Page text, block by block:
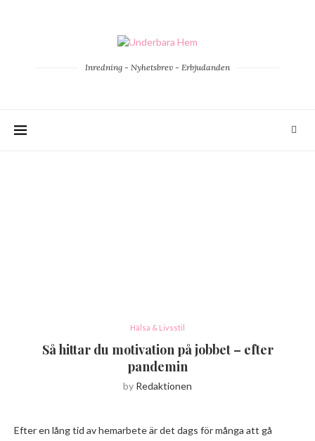
Inredning - Nyhetsbrev - Erbjudanden
Hälsa & Livsstil
Så hittar du motivation på jobbet – efter
pandemin
by Redaktionen
Efter en lång tid av hemarbete är det dags för många att gå